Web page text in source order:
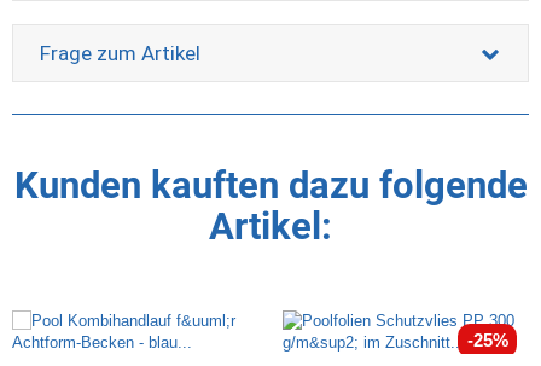
Frage zum Artikel
Kunden kauften dazu folgende
Artikel:
-25%